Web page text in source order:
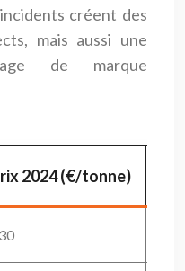
créent des
mais aussi une
de marque
2024 (€/tonne)